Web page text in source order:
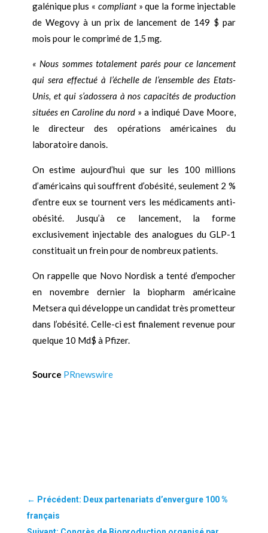
galénique plus « compliant » que la forme injectable
de Wegovy à un prix de lancement de 149 $ par
mois pour le comprimé de 1,5 mg.
« Nous sommes totalement parés pour ce lancement
qui sera effectué à l’échelle de l’ensemble des Etats-
Unis, et qui s’adossera à nos capacités de production
situées en Caroline du nord» a indiqué Dave Moore,
le directeur des opérations américaines du
laboratoire danois.
On estime aujourd’hui que sur les 100 millions
d’américains qui souffrent d’obésité, seulement 2 %
d’entre eux se tournent vers les médicaments anti-
obésité. Jusqu’à ce lancement, la forme
exclusivement injectable des analogues du GLP-1
constituait un frein pour de nombreux patients.
On rappelle que Novo Nordisk a tenté d’empocher
en novembre dernier la biopharm américaine
Metsera qui développe un candidat très prometteur
dans l’obésité. Celle-ci est finalement revenue pour
quelque 10 Md$ à Pfizer.
Source PRnewswire
← Précédent: Deux partenariats d’envergure 100 %
français